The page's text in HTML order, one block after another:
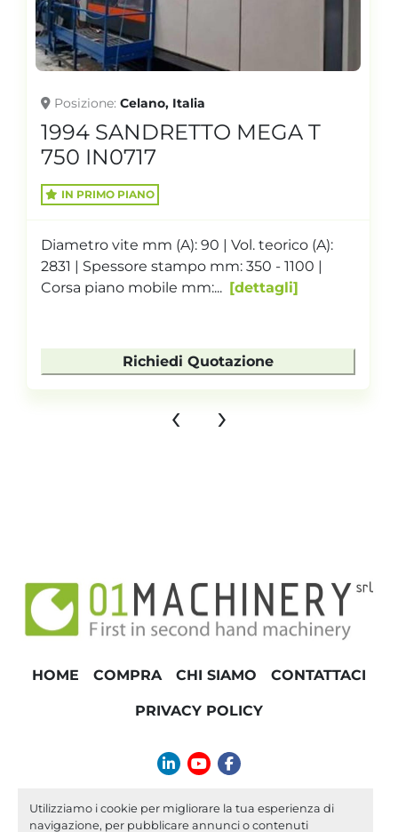
Utilizziamo i cookie per migliorare la tua esperienza di
navigazione, per pubblicare annunci o contenuti
Posizione Celano, Italia
1994 SANDRETTO MEGA T
750 IN0717
IN PRIMO PIANO
Diametro vite mm (A): 90 | Vol. teorico (A):
2831 | Spessore stampo mm: 350 - 1100 |
Corsa piano mobile mm:...
dettagli
Richiedi Quotazione
‹ ›
HOME COMPRA CHI SIAMO CONTATTACI
PRIVACY POLICY
linkedinyoutubefacebook
info@01machinery.com